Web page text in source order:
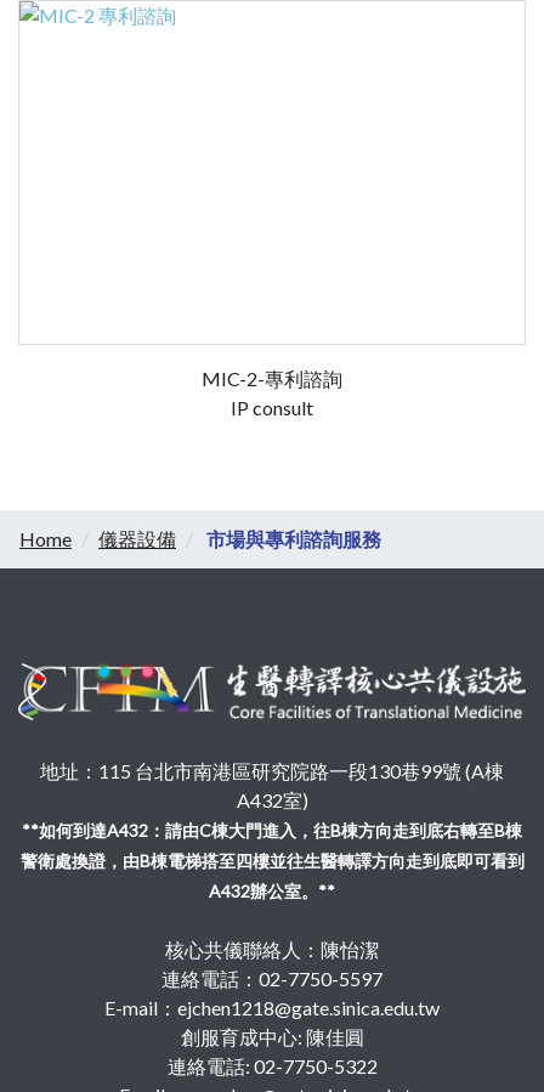
MIC-2-專利諮詢
IP consult
Home 儀器設備 市場與專利諮詢服務
地址：115 台北市南港區研究院路一段130巷99號 (A棟
A432室)
**如何到達A432：請由C棟大門進入，往B棟方向走到底右轉至B棟
警衛處換證，由B棟電梯搭至四樓並往生醫轉譯方向走到底即可看到
A432辦公室。**
核心共儀聯絡人：陳怡潔
連絡電話：02-7750-5597
E-mail：ejchen1218@gate.sinica.edu.tw
創服育成中心: 陳佳圓
連絡電話: 02-7750-5322